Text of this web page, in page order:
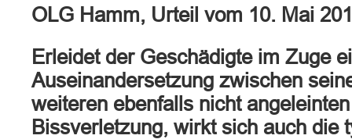
OLG Hamm, Urteil vom 10. Mai
Erleidet der Geschädigte im Zuge
Auseinandersetzung zwischen
weiteren ebenfalls nicht
Bissverletzung, wirkt sich auch die